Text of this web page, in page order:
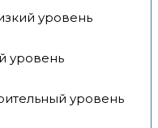
уровень
уровень
уровень